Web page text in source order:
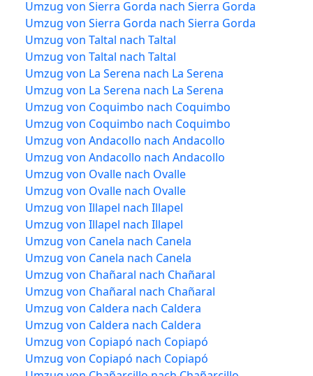
Umzug von Sierra Gorda nach Sierra Gorda
Umzug von Sierra Gorda nach Sierra Gorda
Umzug von Taltal nach Taltal
Umzug von Taltal nach Taltal
Umzug von La Serena nach La Serena
Umzug von La Serena nach La Serena
Umzug von Coquimbo nach Coquimbo
Umzug von Coquimbo nach Coquimbo
Umzug von Andacollo nach Andacollo
Umzug von Andacollo nach Andacollo
Umzug von Ovalle nach Ovalle
Umzug von Ovalle nach Ovalle
Umzug von Illapel nach Illapel
Umzug von Illapel nach Illapel
Umzug von Canela nach Canela
Umzug von Canela nach Canela
Umzug von Chañaral nach Chañaral
Umzug von Chañaral nach Chañaral
Umzug von Caldera nach Caldera
Umzug von Caldera nach Caldera
Umzug von Copiapó nach Copiapó
Umzug von Copiapó nach Copiapó